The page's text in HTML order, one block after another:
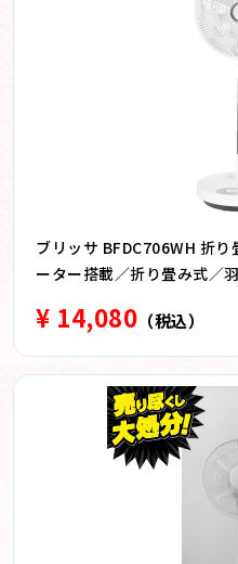
ブリッサ BFDC706WH 折り
ーター搭載／折り畳み式／
¥ 14,080 （税込）